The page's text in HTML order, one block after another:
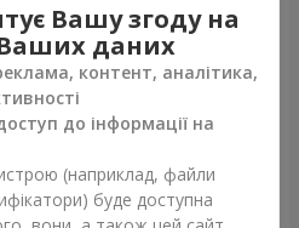
Композиція "Ностальжі"
6 799 грн
Вашу згоду на
даних
контент, аналітика,
до інформації на
(наприклад, файли
буде доступна